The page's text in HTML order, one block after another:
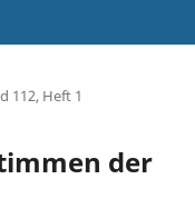
112, Heft 1
der